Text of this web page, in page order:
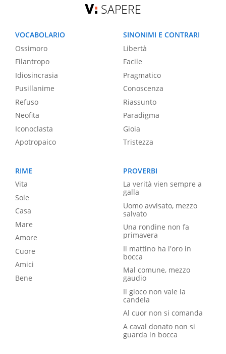
SAPERE
VOCABOLARIO
Ossimoro
Filantropo
Idiosincrasia
Pusillanime
Refuso
Neofita
Iconoclasta
Apotropaico
SINONIMI E CONTRARI
Libertà
Facile
Pragmatico
Conoscenza
Riassunto
Paradigma
Gioia
Tristezza
RIME
Vita
Sole
Casa
Mare
Amore
Cuore
Amici
Bene
PROVERBI
La verità vien sempre a
galla
Uomo avvisato, mezzo
salvato
Una rondine non fa
primavera
Il mattino ha l'oro in
bocca
Mal comune, mezzo
gaudio
Il gioco non vale la
candela
Al cuor non si comanda
A caval donato non si
guarda in bocca